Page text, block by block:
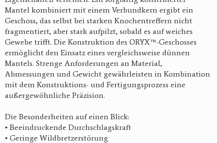
Mantel kombiniert mit einem Verbundkern ergibt ein
Geschoss, das selbst bei starken Knochentreffern nicht
fragmentiert, aber stark aufpilzt, sobald es auf weiches
Gewebe trifft. Die Konstruktion des ORYX™-Geschosses
ermöglicht den Einsatz eines vergleichsweise dünnen
Mantels. Strenge Anforderungen an Material,
Abmessungen und Gewicht gewährleisten in Kombination
mit dem Konstruktions- und Fertigungsprozess eine
außergewöhnliche Präzision.
Die Besonderheiten auf einen Blick:
• Beeindruckende Durchschlagskraft
• Geringe Wildbretzerstörung